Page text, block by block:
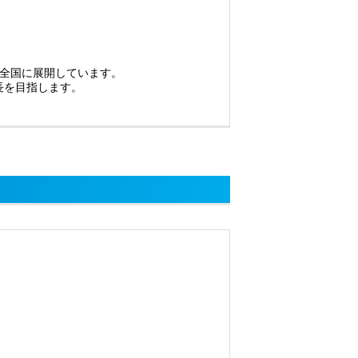
国に展開しています。
目指します。